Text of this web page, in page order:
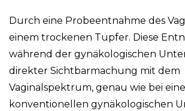
Durch eine Probeentnahme des
einem trockenen Tupfer. Diese
während der gynäkologischen
direkter Sichtbarmachung mit dem
Vaginalspektrum, genau wie bei
konventionellen gynäkologischen